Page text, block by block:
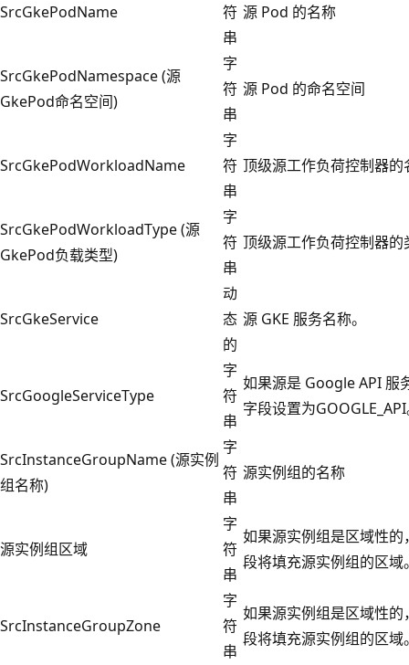
SrcGkePodName
符
串
源 Pod 的名称
SrcGkePodNamespace (源
GkePod命名空间)
字
符
串
源 Pod 的命名空间
SrcGkePodWorkloadName
字
符
串
顶级源工作负荷控制器的
SrcGkePodWorkloadType (源
GkePod负载类型)
字
符
串
顶级源工作负荷控制器的
SrcGkeService
动
态
的
源 GKE 服务名称。
SrcGoogleServiceType
字
符
串
如果源是 Google API 服
字段设置为
SrcInstanceGroupName (源实例
组名称)
字
符
串
源实例组的名称
源实例组区域
字
符
串
如果源实例组是区域性的
段将填充源实例组的区域
SrcInstanceGroupZone
字
符
串
如果源实例组是区域性的
段将填充源实例组的区域